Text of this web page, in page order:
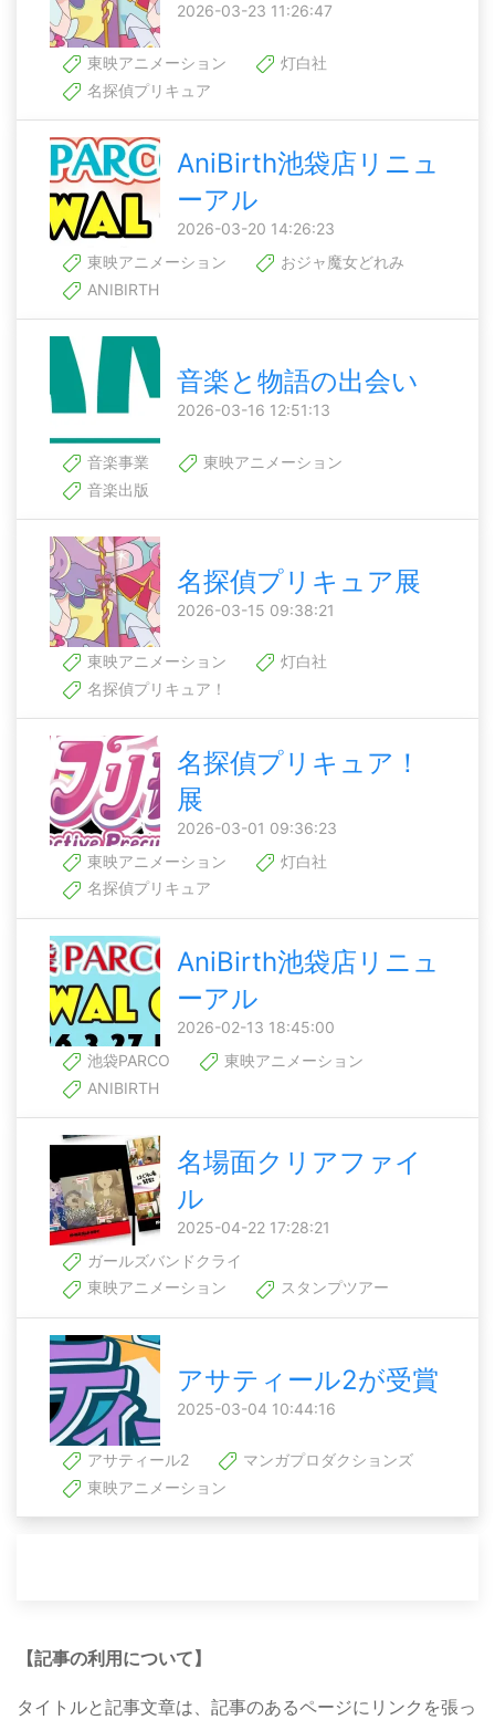
2026-03-23 11:26:47
東映アニメーション
灯白社
名探偵プリキュア
AniBirth池袋店リニュ
ーアル
2026-03-20 14:26:23
東映アニメーション
おジャ魔女どれみ
ANIBIRTH
音楽と物語の出会い
2026-03-16 12:51:13
音楽事業
東映アニメーション
音楽出版
名探偵プリキュア展
2026-03-15 09:38:21
東映アニメーション
灯白社
名探偵プリキュア！
名探偵プリキュア！
展
2026-03-01 09:36:23
東映アニメーション
灯白社
名探偵プリキュア
AniBirth池袋店リニュ
ーアル
2026-02-13 18:45:00
池袋PARCO
東映アニメーション
ANIBIRTH
名場面クリアファイ
ル
2025-04-22 17:28:21
ガールズバンドクライ
東映アニメーション
スタンプツアー
アサティール2が受賞
2025-03-04 10:44:16
アサティール2
マンガプロダクションズ
東映アニメーション
【記事の利用について】
タイトルと記事文章は、記事のあるページにリンクを張っ